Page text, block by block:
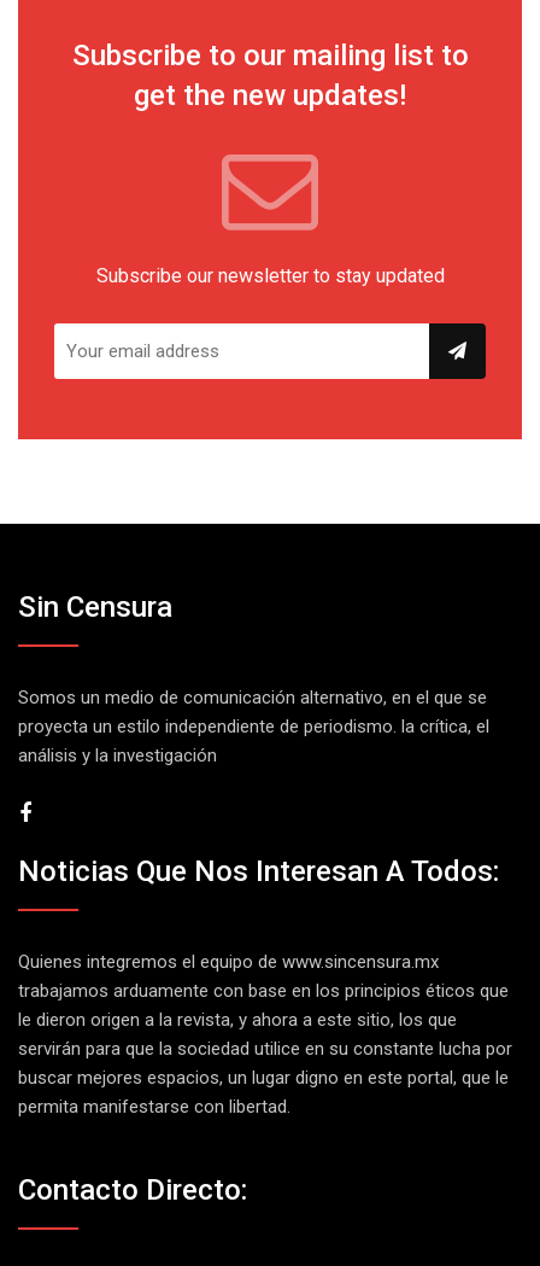
Subscribe to our mailing list to
get the new updates!
Subscribe our newsletter to stay updated
Sin Censura
Somos un medio de comunicación alternativo, en el que se
proyecta un estilo independiente de periodismo. la crítica, el
análisis y la investigación
Noticias Que Nos Interesan A Todos:
Quienes integremos el equipo de www.sincensura.mx
trabajamos arduamente con base en los principios éticos que
le dieron origen a la revista, y ahora a este sitio, los que
servirán para que la sociedad utilice en su constante lucha por
buscar mejores espacios, un lugar digno en este portal, que le
permita manifestarse con libertad.
Contacto Directo: